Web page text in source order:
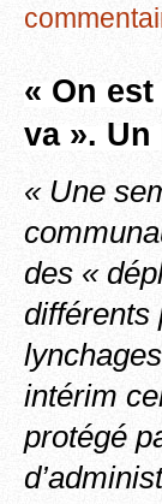
« On
va ».
« Une
des «
différents
intérim
protégé